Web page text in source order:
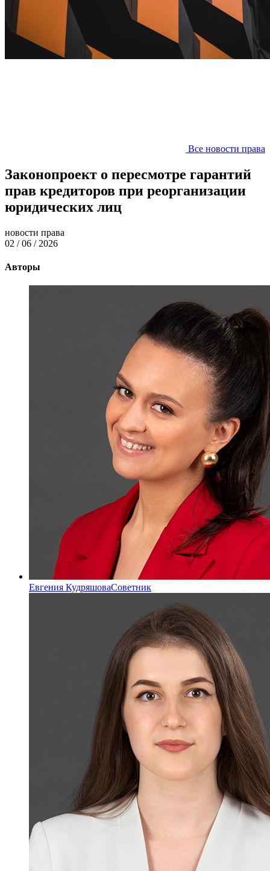
Все новости права
Законопроект о пересмотре гарантий
прав кредиторов при реорганизации
юридических лиц
новости права
02 / 06 / 2026
Авторы
Евгения КудряшоваСоветник